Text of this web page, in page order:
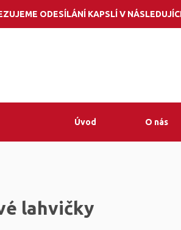
ODESÍLÁNÍ KAPSLÍ V
Úvod O nás
lahvičky